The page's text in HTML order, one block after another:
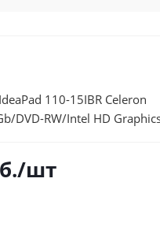
110-15IBR Celeron
DVD-RW/Intel HD
/шт